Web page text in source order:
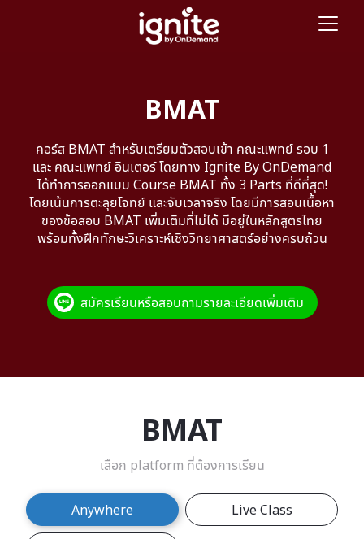
BMAT
คอร์ส BMAT สำหรับเตรียมตัวสอบเข้า คณะแพทย์ รอบ 1
และ คณะแพทย์ อินเตอร์ โดยทาง Ignite By OnDemand
ได้ทำการออกแบบ Course BMAT ทั้ง 3 Parts ที่ดีที่สุด!
โดยเน้นการตะลุยโจทย์ และจับเวลาจริง โดยมีการสอนเนื้อหา
ของข้อสอบ BMAT เพิ่มเติมที่ไม่ได้ มีอยู่ในหลักสูตรไทย
พร้อมทั้งฝึกทักษะวิเคราะห์เชิงวิทยาศาสตร์อย่างครบถ้วน
สมัครเรียนหรือสอบถามรายละเอียดเพิ่มเติม
BMAT
เลือก platform ที่ต้องการเรียน
Anywhere Live Class